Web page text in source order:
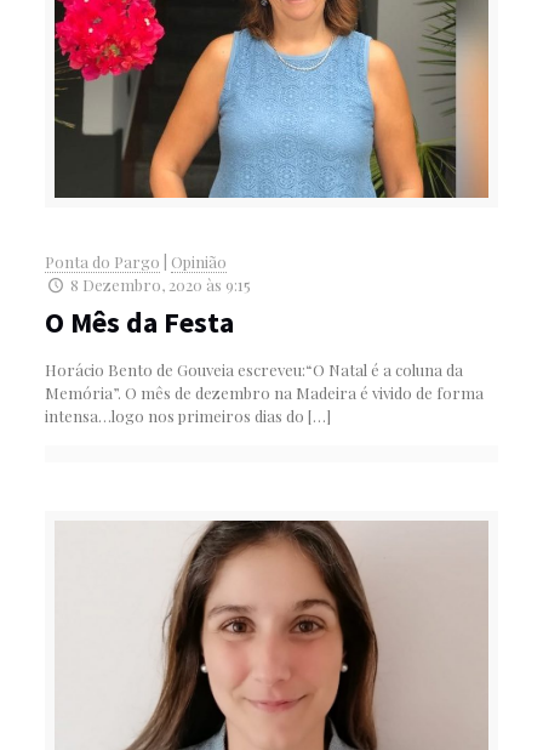
Ponta do Pargo
Opinião
8 Dezembro, 2020 às 9:15
O Mês da Festa
Horácio Bento de Gouveia escreveu:“O Natal é a coluna da
Memória”. O mês de dezembro na Madeira é vivido de forma
intensa…logo nos primeiros dias do […]